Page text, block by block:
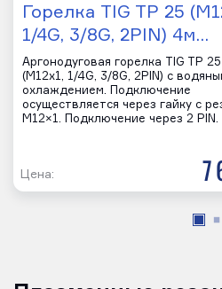
Горелка TIG TP 25
1/4G, 3/8G, 2PIN) 4м…
Аргонодуговая горелка TIG TP 25
(M12x1, 1/4G, 3/8G, 2PIN) с
охлаждением. Подключение
осуществляется через гайку с
M12×1. Подключение через 2 PIN.
Цена: 7